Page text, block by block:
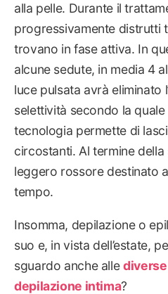
alla pelle. Durante il
progressivamente distrutti
trovano in fase attiva. In
alcune sedute, in media 4
luce pulsata avrà eliminato
selettività secondo la
tecnologia permette di
circostanti. Al termine
leggero rossore destinato
tempo.
Insomma, depilazione o
suo e, in vista dell’estate,
sguardo anche alle
depilazione intima?